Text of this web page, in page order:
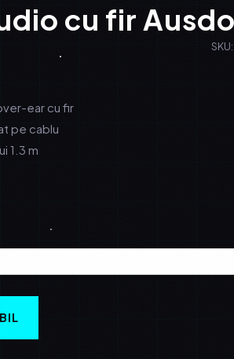
cu fir
ear cu fir
pe cablu
1.3 m